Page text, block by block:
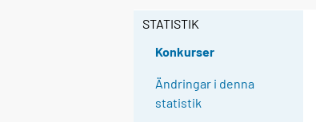
STATISTIK
Konkurser
Ändringar i denna
statistik